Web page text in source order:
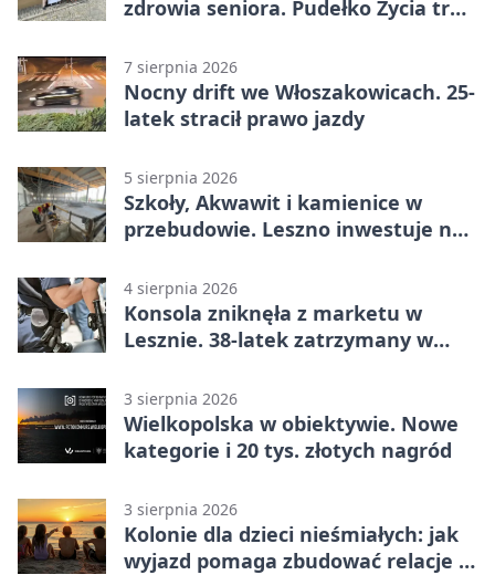
zdrowia seniora. Pudełko Życia trafi
7 sierpnia 2026
Nocny drift we Włoszakowicach. 25-
latek stracił prawo jazdy
5 sierpnia 2026
Szkoły, Akwawit i kamienice w
przebudowie. Leszno inwestuje na
4 sierpnia 2026
Konsola zniknęła z marketu w
Lesznie. 38-latek zatrzymany w
3 sierpnia 2026
Wielkopolska w obiektywie. Nowe
kategorie i 20 tys. złotych nagród
3 sierpnia 2026
Kolonie dla dzieci nieśmiałych: jak
wyjazd pomaga zbudować relacje z